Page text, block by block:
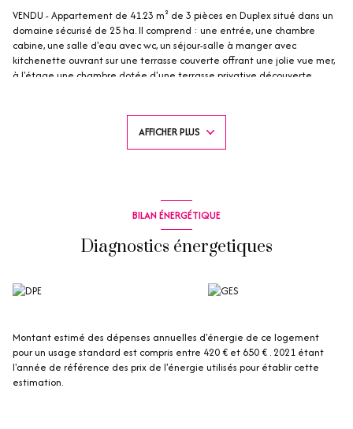
VENDU - Appartement de 41.23 m² de 3 pièces en Duplex situé dans un
domaine sécurisé de 25 ha. Il comprend : une entrée, une chambre
cabine, une salle d'eau avec wc, un séjour-salle à manger avec
kitchenette ouvrant sur une terrasse couverte offrant une jolie vue mer,
à l'étage une chambre dotée d'une terrasse privative découverte
couvert situé à quelques mètres du logement. Exposition Est. Restaurant,
épicerie, terrains multisport (volley, tennis...) une piscine à vagues et
toboggans et une piscine chauffée pour profiter des baignades
AFFICHER PLUS
BILAN ÉNERGÉTIQUE
Diagnostics énergetiques
Montant estimé des dépenses annuelles d'énergie de ce logement
pour un usage standard est compris entre 420 € et 650 € . 2021 étant
l'année de référence des prix de l'énergie utilisés pour établir cette
estimation.